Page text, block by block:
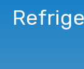
Pular
para